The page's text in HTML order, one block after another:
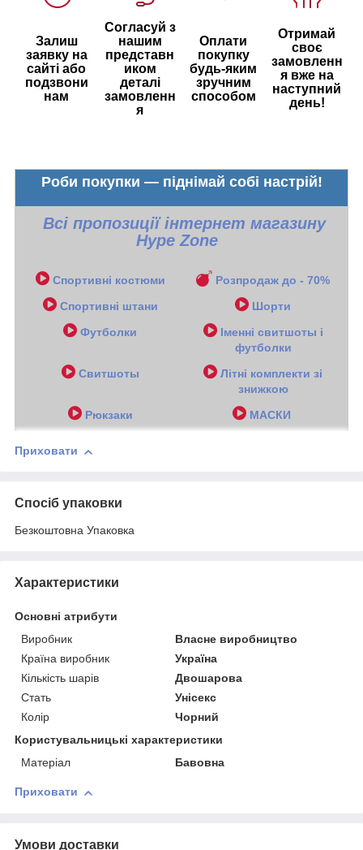
Залиш
заявку на
сайті або
подзвони
нам
Согласуй з
нашим
представн
иком
деталі
замовленн
я
Оплати
покупку
будь-яким
зручним
способом
Отримай
своє
замовленн
я вже на
наступний
день!
Роби покупки — піднімай собі настрій!
Всі пропозиції інтернет магазину
Hype Zone
Спортивні костюми
Розпродаж до - 70%
Спортивні штани
Шорти
Футболки
Іменні свитшоты і
футболки
Свитшоты
Літні комплекти зі
знижкою
Рюкзаки
МАСКИ
Приховати
Спосіб упаковки
Безкоштовна Упаковка
Характеристики
Основні атрибути
Виробник
Власне виробництво
Країна виробник
Україна
Кількість шарів
Двошарова
Стать
Унісекс
Колір
Чорний
Користувальницькі характеристики
Матеріал
Бавовна
Приховати
Умови доставки